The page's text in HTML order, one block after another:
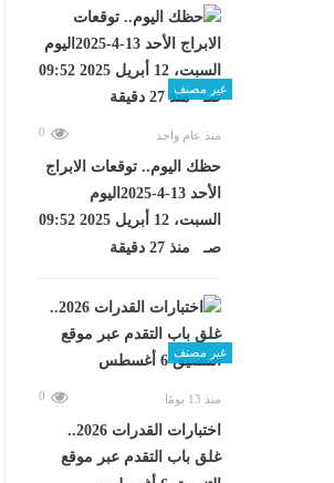
غير مصنف
منذ عام واحد 0
حظك اليوم.. توقعات الابراج
الأحد 13-4-2025اليوم
السبت، 12 أبريل 2025 09:52
صـ منذ 27 دقيقة
غير مصنف
منذ 13 يومًا 0
اختبارات القدرات 2026..
غلق باب التقدم عبر موقع